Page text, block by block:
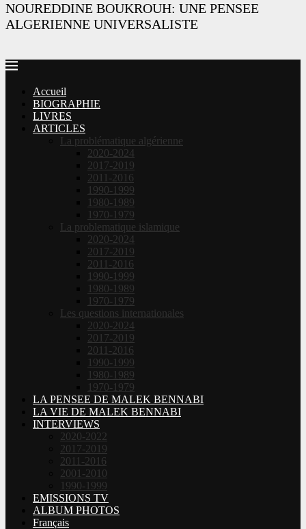
NOUREDDINE BOUKROUH: UNE PENSEE
ALGERIENNE UNIVERSALISTE
Accueil
BIOGRAPHIE
LIVRES
ARTICLES
La problématique algérienne
2020-2024
2017-2019
2011-2016
1990-1999
1980-1989
1970-1979
La problematique islamique
2020-2024
2017-2019
2011-2016
1990-1999
1980-1989
1970-1979
Les questions internationales
2020-2024
2017-2019
2011-2016
1990-1999
1980-1989
1970-1979
LA PENSEE DE MALEK BENNABI
LA VIE DE MALEK BENNABI
INTERVIEWS
2020-2022
2017-2019
2011-2016
2001-2010
1990-1999
EMISSIONS TV
ALBUM PHOTOS
Français